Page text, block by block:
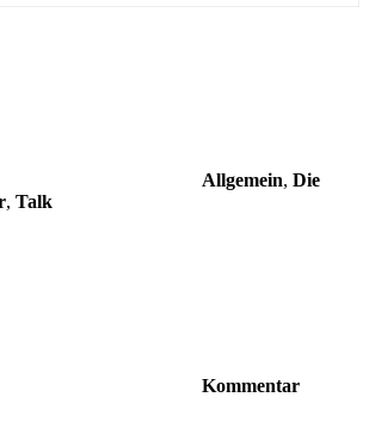
Allgemein, Die
, Talk
Kommentar